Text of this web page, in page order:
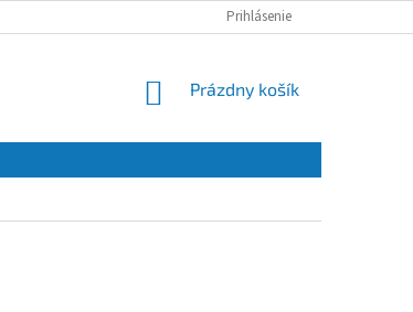
Prihlásenie
NÁKUPNÝ
Prázdny košík